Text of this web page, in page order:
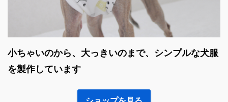
小ちゃいのから、大っきいのまで、シンプルな犬服
を製作しています